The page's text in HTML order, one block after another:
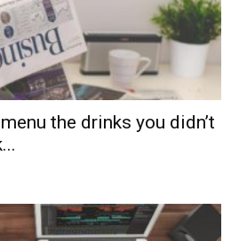
the drinks you didn’t